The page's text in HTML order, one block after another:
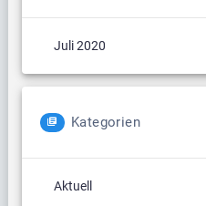
Juli 2020
Kategorien
Aktuell